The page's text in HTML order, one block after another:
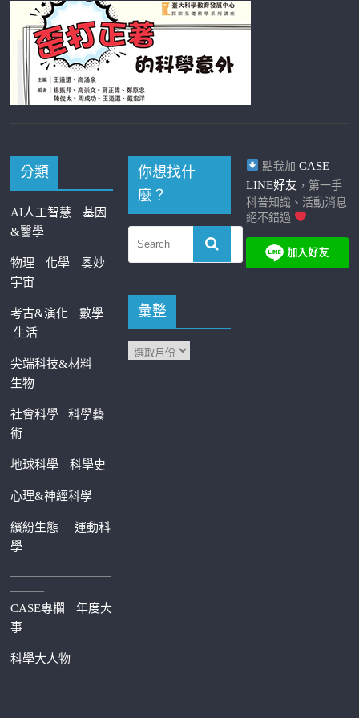
分類
AI人工智慧
基因
&醫學
物理 化學
奧妙
宇宙
考古&演化
數學
生活
尖端科技&材料
生物
社會科學科學藝
術
地球科學 科學史
心理&神經科學
繽紛生態運動科
學
—————————
———
CASE專欄
年度大
事
科學大人物
你想找什
麼？
彙整
點我加 CASE
LINE好友 ，第一手
科普知識、活動消息
絕不錯過